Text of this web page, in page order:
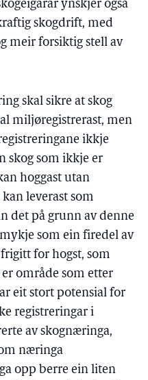
ynskjer også
skogdrift, med
meir forsiktig stell av
skal sikre at skog
miljøregistrerast, men
ikkje
skog som ikkje er
hoggast utan
leverast som
det på grunn av denne
som ein firedel av
for hogst, som
område som etter
eit stort potensial for
registreringar i
av skognæringa,
næringa
opp berre ein liten